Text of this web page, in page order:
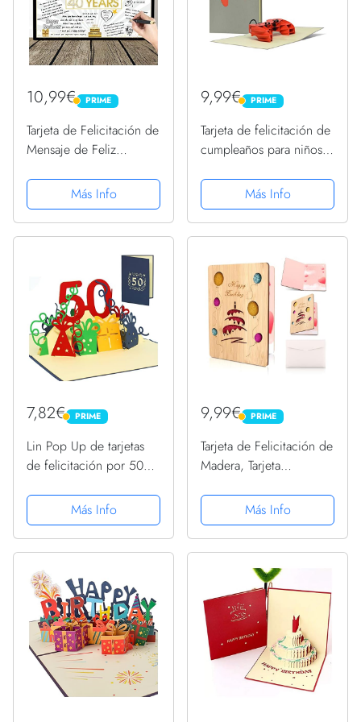
10,99€ PRIME
PRIME
Tarjeta de Felicitación de
Mensaje de Feliz
Globo Gigante Negro y
Dorado Tarjeta de
Decoración de Fiesta
Más Info
9,99€ PRIME
PRIME
Tarjeta de felicitación de
cumpleaños para niños
de ordenador 3D Pop-
Up, tarjeta de felicitación
o regalo de cumpleaños
Más Info
7,82€ PRIME
PRIME
Lin Pop Up de tarjetas
de felicitación por 50
de cumpleaños tarjetas
de felicitación Tarjetas
de felicitación
Más Info
9,99€ PRIME
PRIME
Tarjeta de Felicitación de
Madera, Tarjeta
San Valentín, Tarjeta
Felicitación Hecha a
Mano, Tarjetas Regalo
Cumpleaños,...
Más Info